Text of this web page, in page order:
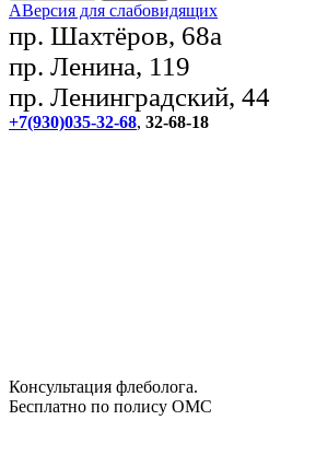
AВерсия для слабовидящих
пр. Шахтёров, 68а
пр. Ленина, 119
пр. Ленинградский, 44
+7(930)035-32-68, 32-68-18
Консультация флеболога.
Бесплатно по полису ОМС